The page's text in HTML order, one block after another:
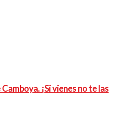
¡Si vienes no te las